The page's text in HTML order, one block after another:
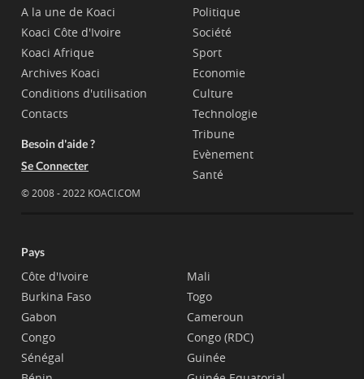
A la une de Koaci
Koaci Côte d'Ivoire
Koaci Afrique
Archives Koaci
Conditions d'utilisation
Contacts
Besoin d'aide ?
Se Connecter
© 2008 - 2022 KOACI.COM
Politique
Société
Sport
Economie
Culture
Technologie
Tribune
Evènement
Santé
Pays
Côte d'Ivoire
Burkina Faso
Gabon
Congo
Sénégal
Mali
Togo
Cameroun
Congo (RDC)
Guinée